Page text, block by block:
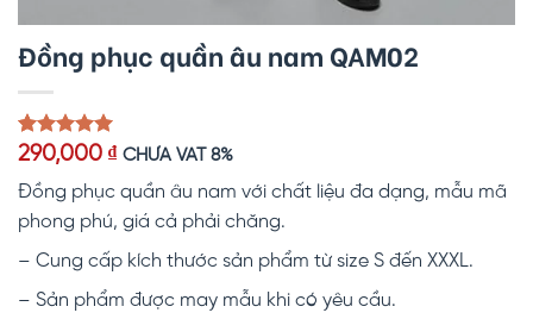
Đồng phục quần âu nam QAM02
5.00trên 5
dựa trên
1
đánh giá
290,000 ₫ CHƯA VAT 8%
Đồng phục quần âu nam với chất liệu đa dạng, mẫu mã
phong phú, giá cả phải chăng.
– Cung cấp kích thước sản phẩm từ size S đến XXXL.
– Sản phẩm được may mẫu khi có yêu cầu.